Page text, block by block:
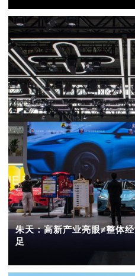
朱天：高新产业亮眼≠整体
足